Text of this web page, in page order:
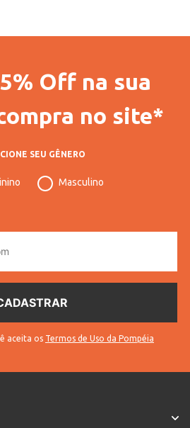
Off na sua
no site*
SEU GÊNERO
Masculino
aceita os Termos de Uso da Pompéia